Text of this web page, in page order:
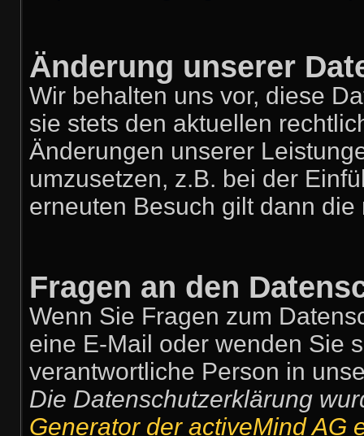
Änderung unserer
Wir behalten uns vor, diese
sie stets den aktuellen
Änderungen unserer
umzusetzen, z.B. bei der
erneuten Besuch gilt dann
Fragen an den
Wenn Sie Fragen zum
eine E-Mail oder wenden Sie
verantwortliche Person in
Die Datenschutzerklärung
Generator der activeMind AG